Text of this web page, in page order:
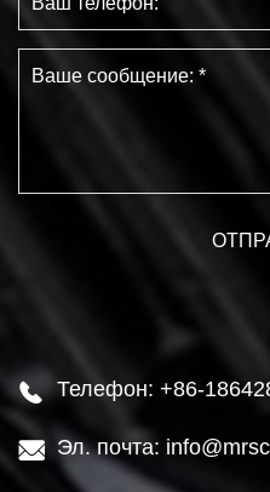
 Телефон: +86-
 Эл. почта: